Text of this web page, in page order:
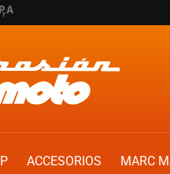
ACCESORIOS
MARC